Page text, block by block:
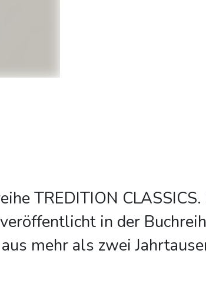
TREDITION CLASSICS.
in der
mehr als zwei